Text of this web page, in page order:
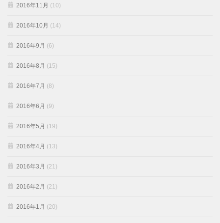
2016年11月 (10)
2016年10月 (14)
2016年9月 (6)
2016年8月 (15)
2016年7月 (8)
2016年6月 (9)
2016年5月 (19)
2016年4月 (13)
2016年3月 (21)
2016年2月 (21)
2016年1月 (20)